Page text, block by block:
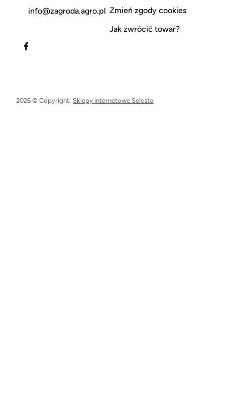
info@zagroda.agro.pl Zmień zgody cookies
Jak zwrócić towar?
2026 © Copyright. Sklepy internetowe Selesto